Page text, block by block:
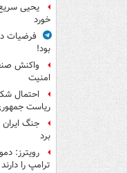
یحیی
خورد
فرضیات
بود!
واکنش
امنیت
احتمال
ریاست
جنگ ایران
برد
رویترز:
ترامپ را دارند